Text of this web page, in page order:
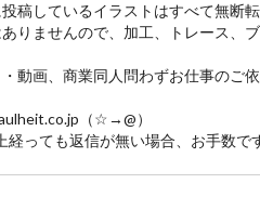
稿しているイラストはすべて無断転
りませんので、加工、トレース、
動画、商業同人問わずお仕事のご
（☆→@）
っても返信が無い場合、お手数で